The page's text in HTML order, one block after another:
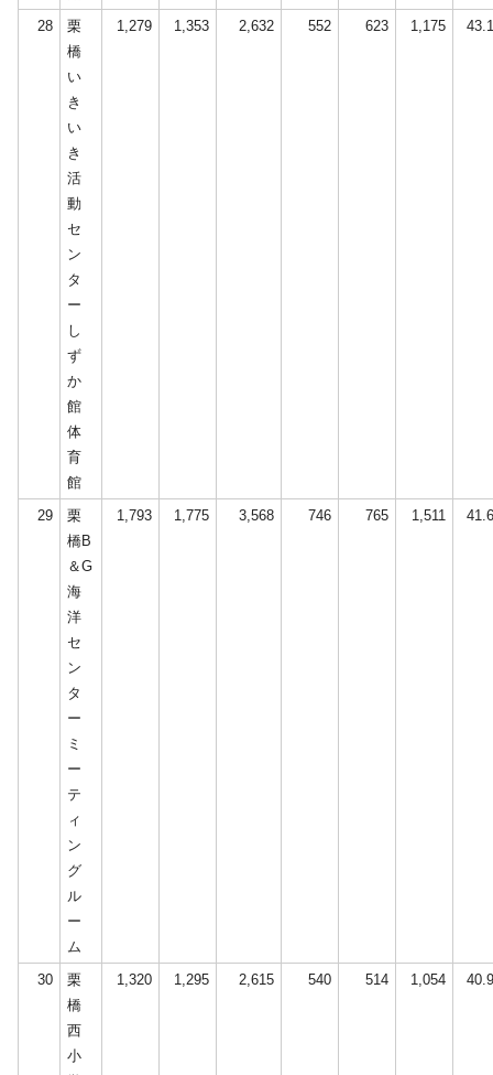
28
栗
橋
い
き
い
き
活
動
セ
ン
タ
ー
し
ず
か
館
体
育
館
1,279 1,353 2,632 552 623 1,175
29
栗
橋B
＆G
海
洋
セ
ン
タ
ー
ミ
ー
テ
ィ
ン
グ
ル
ー
ム
1,793 1,775 3,568 746 765 1,511
30
栗
橋
西
小
1,320 1,295 2,615 540 514 1,054